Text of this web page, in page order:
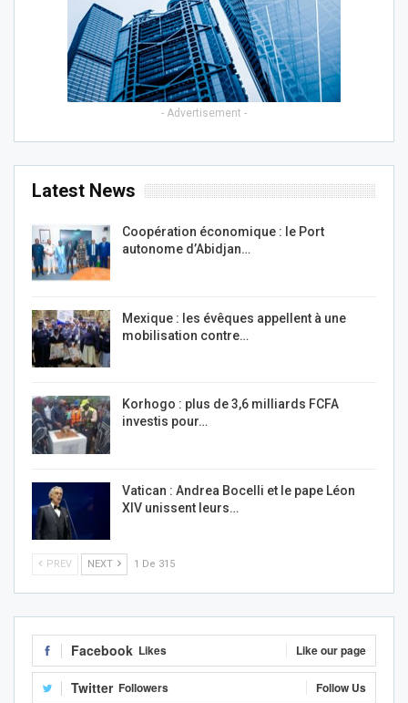
- Advertisement -
Latest News
Coopération économique : le Port
autonome d’Abidjan…
Mexique : les évêques appellent à une
mobilisation contre…
Korhogo : plus de 3,6 milliards FCFA
investis pour…
Vatican : Andrea Bocelli et le pape Léon
XIV unissent leurs…
PREV NEXT 1 De 315
Facebook Likes Like our page
Twitter Followers Follow Us